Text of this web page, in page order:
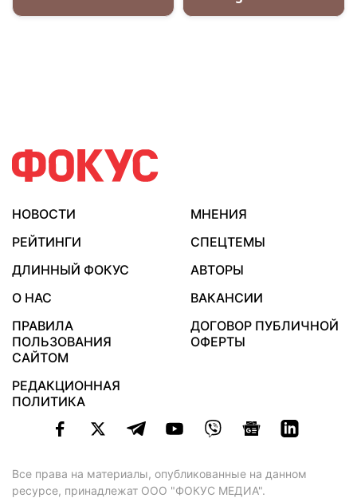
НОВОСТИ
МНЕНИЯ
РЕЙТИНГИ
СПЕЦТЕМЫ
ДЛИННЫЙ ФОКУС
АВТОРЫ
О НАС
ВАКАНСИИ
ПРАВИЛА
ПОЛЬЗОВАНИЯ
САЙТОМ
ДОГОВОР ПУБЛИЧНОЙ
ОФЕРТЫ
РЕДАКЦИОННАЯ
ПОЛИТИКА
Все права на материалы, опубликованные на данном
ресурсе, принадлежат ООО "ФОКУС МЕДИА".